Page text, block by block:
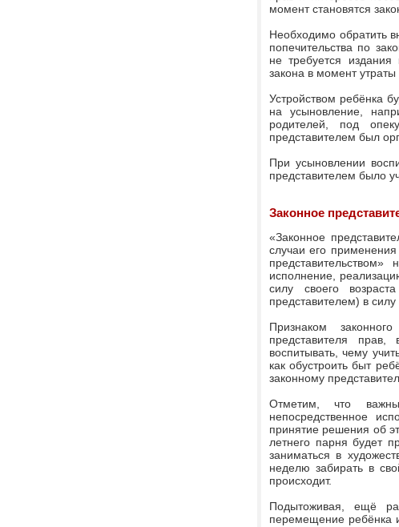
момент становятся
Необходимо обратить
попечительства по
не требуется
закона в момент утраты
Устройством ребёнка
на усыновление,
родителей, под
представителем был
При усыновлении
представителем было
Законное
«Законное
случаи его
исполнение,
силу своего
представителем) в силу
Признаком
представителя
воспитывать, чему
как обустроить быт
законному
Отметим, что
непосредственное
принятие решения об
летнего парня будет
заниматься в
неделю забирать в
происходит.
Подытоживая, ещё
перемещение ребёнка